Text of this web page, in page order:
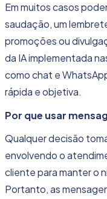
Em muitos casos
saudação, um
promoções ou
da IA implementada
como chat e
rápida e objetiva.
Por que usar
Qualquer decisão
envolvendo o
clientepara manter o
Portanto, as